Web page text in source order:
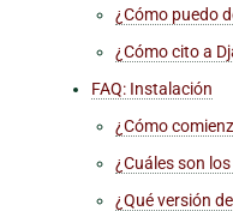
¿Cómo puedo
¿Cómo cito a
FAQ: Instalación
¿Cómo
¿Cuáles son
¿Qué versión